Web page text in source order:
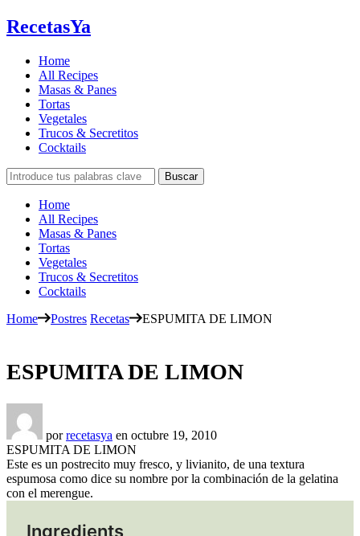
RecetasYa
Home
All Recipes
Masas & Panes
Tortas
Vegetales
Trucos & Secretitos
Cocktails
Home
All Recipes
Masas & Panes
Tortas
Vegetales
Trucos & Secretitos
Cocktails
Home
Postres Recetas ESPUMITA DE LIMON
ESPUMITA DE LIMON
porrecetasya en octubre 19, 2010
ESPUMITA DE LIMON
Este es un postrecito muy fresco, y livianito, de una textura
espumosa como dice su nombre por la combinación de la gelatina
con el merengue.
Ingredients